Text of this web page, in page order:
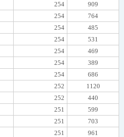
254
909
254
764
254
485
254
531
254
469
254
389
254
686
252
1120
252
440
251
599
251
703
251
961